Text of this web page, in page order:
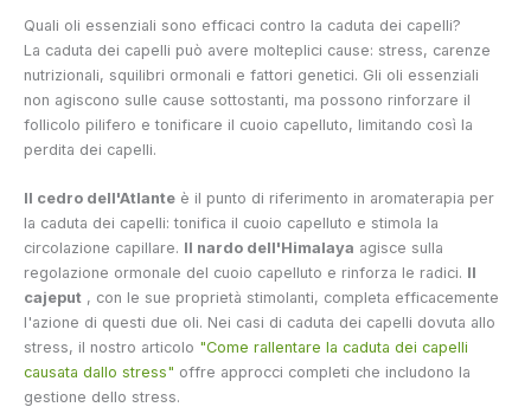
Quali oli essenziali sono efficaci contro la caduta dei capelli?
La caduta dei capelli può avere molteplici cause: stress, carenze
nutrizionali, squilibri ormonali e fattori genetici. Gli oli essenziali
non agiscono sulle cause sottostanti, ma possono rinforzare il
follicolo pilifero e tonificare il cuoio capelluto, limitando così la
perdita dei capelli.
Il cedro dell'Atlante è il punto di riferimento in aromaterapia per
la caduta dei capelli: tonifica il cuoio capelluto e stimola la
circolazione capillare. Il nardo dell'Himalaya agisce sulla
regolazione ormonale del cuoio capelluto e rinforza le radici. Il
cajeput , con le sue proprietà stimolanti, completa efficacemente
l'azione di questi due oli. Nei casi di caduta dei capelli dovuta allo
stress, il nostro articolo "Come rallentare la caduta dei capelli
causata dallo stress" offre approcci completi che includono la
gestione dello stress.